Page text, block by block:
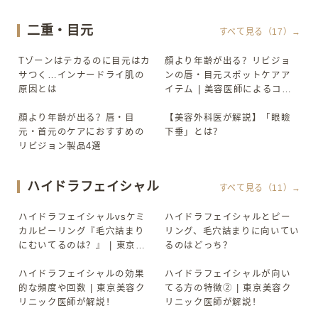
二重・目元 すべて見る（17）→
▶
Tゾーンはテカるのに目元はカ
サつく…インナードライ肌の
原因とは
▶
顔より年齢が出る？リビジョ
ンの唇・目元スポットケアア
イテム | 美容医師によるコス
▶
顔より年齢が出る？唇・目
元・首元のケアにおすすめの
リビジョン製品4選
▶
【美容外科医が解説】「眼瞼
下垂」とは？
ハイドラフェイシャル すべて見る（11）→
▶
ハイドラフェイシャルvsケミ
カルピーリング『毛穴詰まり
にむいてるのは？』 | 東京美
#美容皮膚科 #美容
▶
ハイドラフェイシャルとピー
リング、毛穴詰まりに向いてい
るのはどっち？
▶
ハイドラフェイシャルの効果
的な頻度や回数 | 東京美容ク
リニック医師が解説！
▶
ハイドラフェイシャルが向い
てる方の特徴② | 東京美容ク
リニック医師が解説！